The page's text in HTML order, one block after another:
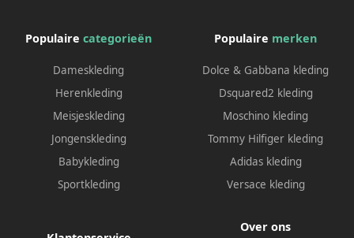
Populaire categorieën
Dameskleding
Herenkleding
Meisjeskleding
Jongenskleding
Babykleding
Sportkleding
Populaire merken
Dolce & Gabbana kleding
Dsquared2 kleding
Moschino kleding
Tommy Hilfiger kleding
Adidas kleding
Versace kleding
Over ons